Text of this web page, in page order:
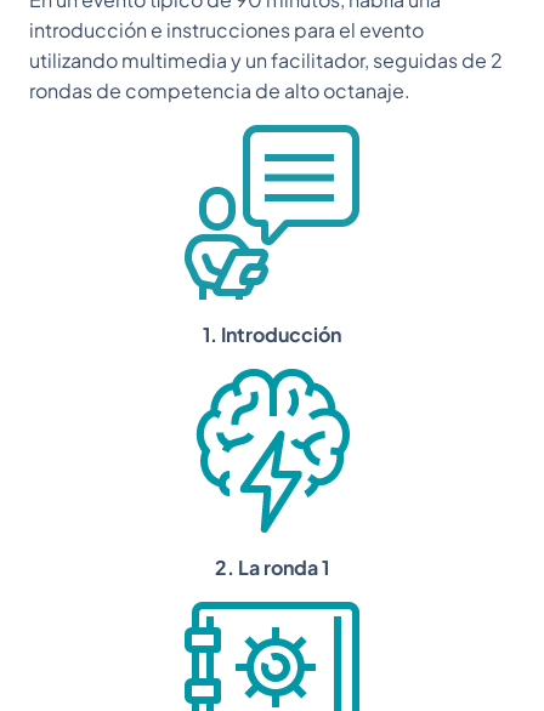
introducción e instrucciones para el evento
utilizando multimedia y un facilitador, seguidas de 2
rondas de competencia de alto octanaje.
1. Introducción
2. La ronda 1